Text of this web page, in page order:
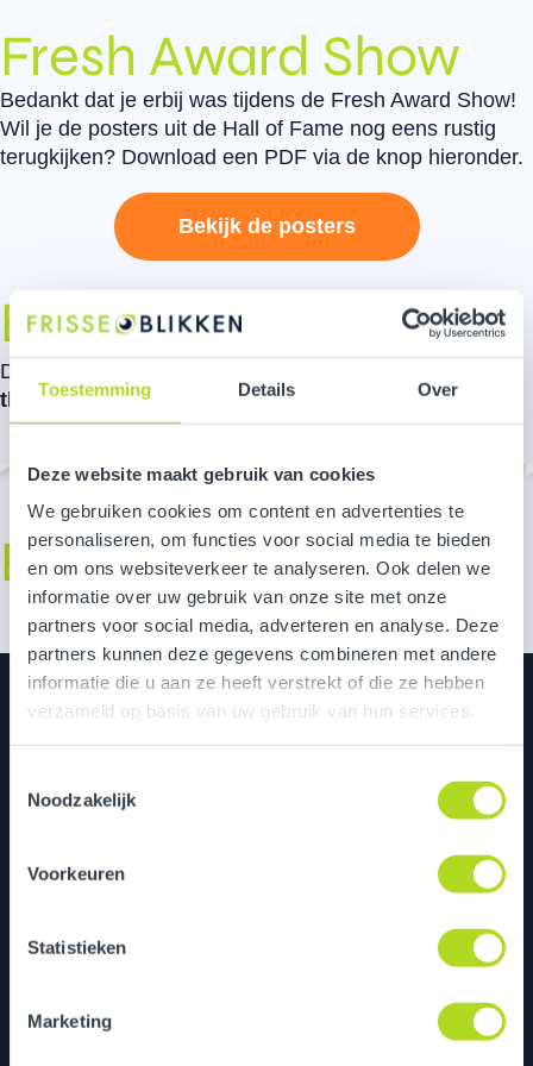
Toestemming Details Over
Deze website maakt gebruik van cookies
We gebruiken cookies om content en advertenties te
personaliseren, om functies voor social media te bieden
en om ons websiteverkeer te analyseren. Ook delen we
informatie over uw gebruik van onze site met onze
partners voor social media, adverteren en analyse. Deze
partners kunnen deze gegevens combineren met andere
informatie die u aan ze heeft verstrekt of die ze hebben
verzameld op basis van uw gebruik van hun services.
Noodzakelijk
Voorkeuren
Statistieken
Marketing
Fresh Award Show
Bedankt dat je erbij was tijdens de Fresh Award Show!
Wil je de posters uit de Hall of Fame nog eens rustig
terugkijken? Download een PDF via de knop hieronder.
Bekijk de posters
Bekijk de video's
Deze projecten waren genomineerd voor de
the Yearaward.
Bekijk de foto's
Utrecht
Bedrijfspand de Pionier
3527 VX Utrecht
Eindhoven
Het Klokgebouw